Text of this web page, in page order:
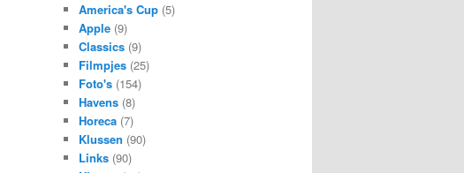
America's Cup (5)
Apple (9)
Classics (9)
Filmpjes (25)
Foto's (154)
Havens (8)
Horeca (7)
Klussen (90)
Links (90)